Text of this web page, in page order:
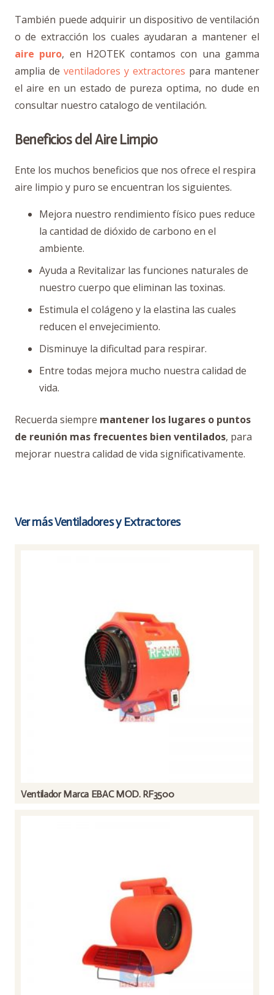
También puede adquirir un dispositivo de ventilación
o de extracción los cuales ayudaran a mantener el
aire puro, en H2OTEK contamos con una gamma
amplia de ventiladores y extractores para mantener
el aire en un estado de pureza optima, no dude en
consultar nuestro catalogo de ventilación.
Beneficios del Aire Limpio
Ente los muchos beneficios que nos ofrece el respira
aire limpio y puro se encuentran los siguientes.
Mejora nuestro rendimiento físico pues reduce
la cantidad de dióxido de carbono en el
ambiente.
Ayuda a Revitalizar las funciones naturales de
nuestro cuerpo que eliminan las toxinas.
Estimula el colágeno y la elastina las cuales
reducen el envejecimiento.
Disminuye la dificultad para respirar.
Entre todas mejora mucho nuestra calidad de
vida.
Recuerda siempre mantener los lugares o puntos
de reunión mas frecuentes bien ventilados, para
mejorar nuestra calidad de vida significativamente.
Ver más Ventiladores y Extractores
Ventilador Marca EBAC MOD. RF3500